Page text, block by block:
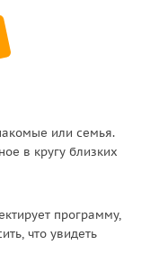
или семья.
в кругу близких
программу,
что увидеть